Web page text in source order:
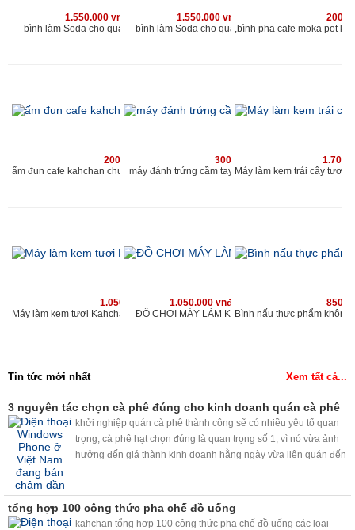
1.550.000 vnđ
bình làm Soda cho quán kahchan
1.550.000 vnđ
bình làm Soda cho quán kahchan
200.000 vnđ
ấm đun cafe kahchan chuyên dùng cho quán cafe và nhà hàng
300.000 vnđ
máy đánh trứng cầm tay chuyên dùng cho quán cafe
1.050.000 vnđ
Máy làm kem tươi Kahchan KEM2173, (xanh)-muốn ăn thì làm, ngay làm ngay có
1.050.000 vnđ
ĐỒ CHƠI MÁY LÀM KEM MINI
Tin tức mới nhất Xem tất cả...
3 nguyên tác chọn cà phê đúng cho kinh doanh quán cà phê
khởi nghiệp quán cà phê thành công sẽ có nhiều yêu tố quan
trọng, cà phê hạt chọn đúng là quan trọng số 1, vì nó vừa ảnh
hưởng đến giá thành kinh doanh hằng ngày vừa liên quán đến
tổng hợp 100 công thức pha chế đồ uống
kahchan tổng hợp 100 công thức pha chế đồ uống các loại